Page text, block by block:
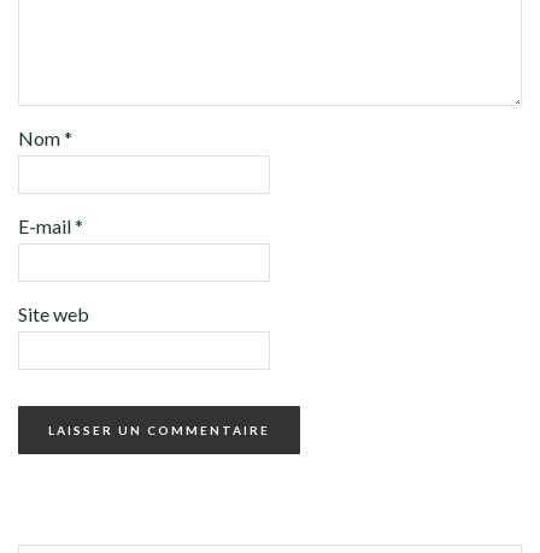
Nom*
E-mail*
Site web